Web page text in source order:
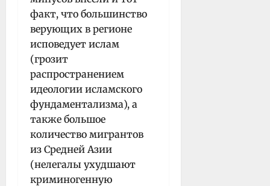
факт, что большинство
верующих в регионе
исповедует ислам
(грозит
распространением
идеологии исламского
фундаментализма), а
также большое
количество мигрантов
из Средней Азии
(нелегалы ухудшают
криминогенную